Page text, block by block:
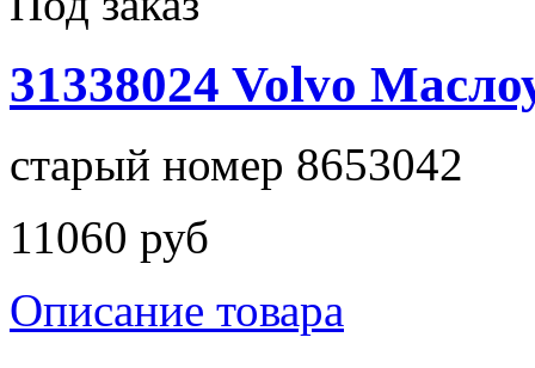
31338024 Volvo
старый номер 8653042
11060 руб
Описание товара